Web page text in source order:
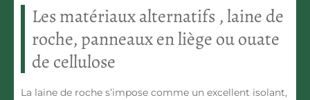
Les matériaux alternatifs , laine de
roche, panneaux en liège ou ouate
de cellulose
La laine de roche s’impose comme un excellent isolant,